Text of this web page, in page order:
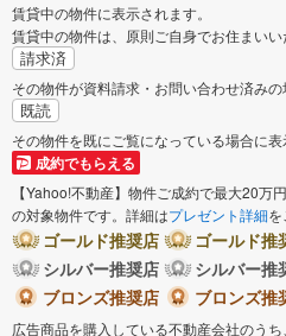
賃貸中の物件に表示されます。
賃貸中の物件は、原則ご自身でお住まいい
請求済
その物件が資料請求・お問い合わせ済みの
既読
その物件を既にご覧になっている場合に表
成約でもらえる
【Yahoo!不動産】物件ご成約で最大20万
の対象物件です。詳細はプレゼント詳細を
ゴールド推奨店
ゴールド推
シルバー推奨店
シルバー推
ブロンズ推奨店
ブロンズ推
広告商品を購入している不動産会社のう